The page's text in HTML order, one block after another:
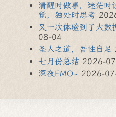
清醒时做事，迷茫时
觉，独处时思考
又一次体验到了大数
08-04
圣人之道，吾性自足
七月份总结 2026-
深夜EMO~ 2026-